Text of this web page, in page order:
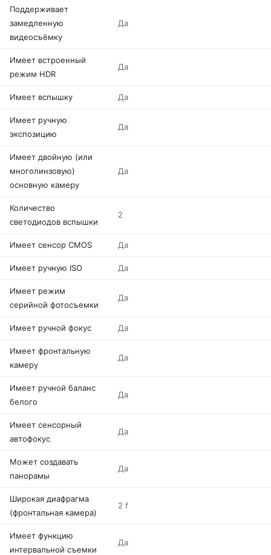
Поддерживает
замедленную
видеосъёмку
Да
Имеет встроенный
режим HDR
Да
Имеет вспышку Да
Имеет ручную
экспозицию
Да
Имеет двойную (или
многолинзовую)
основную камеру
Да
Количество
светодиодов вспышки
2
Имеет сенсор CMOS Да
Имеет ручную ISO Да
Имеет режим
серийной фотосъемки
Да
Имеет ручной фокус Да
Имеет фронтальную
камеру
Да
Имеет ручной баланс
белого
Да
Имеет сенсорный
автофокус
Да
Может создавать
панорамы
Да
Широкая диафрагма
(фронтальная камера)
2 f
Имеет функцию
интервальной съемки
Да